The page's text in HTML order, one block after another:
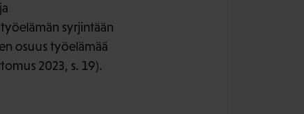
syrjintään
osuus työelämää
2023, s. 19).